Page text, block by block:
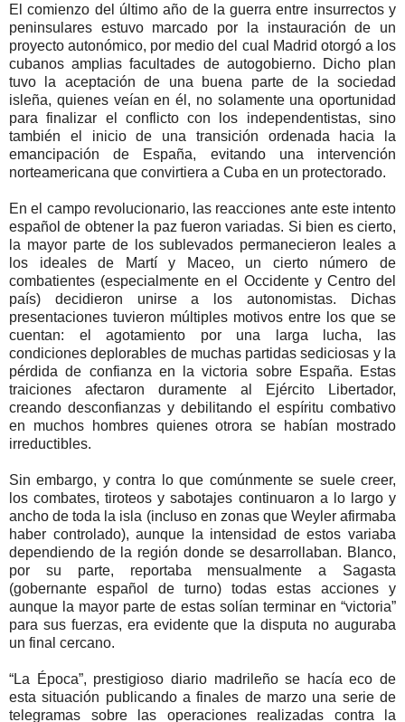
El comienzo del último año de la guerra entre insurrectos y
peninsulares estuvo marcado por la instauración de un
proyecto autonómico, por medio del cual Madrid otorgó a los
cubanos amplias facultades de autogobierno. Dicho plan
tuvo la aceptación de una buena parte de la sociedad
isleña, quienes veían en él, no solamente una oportunidad
para finalizar el conflicto con los independentistas, sino
también el inicio de una transición ordenada hacia la
emancipación de España, evitando una intervención
norteamericana que convirtiera a Cuba en un protectorado.
En el campo revolucionario, las reacciones ante este intento
español de obtener la paz fueron variadas. Si bien es cierto,
la mayor parte de los sublevados permanecieron leales a
los ideales de Martí y Maceo, un cierto número de
combatientes (especialmente en el Occidente y Centro del
país) decidieron unirse a los autonomistas. Dichas
presentaciones tuvieron múltiples motivos entre los que se
cuentan: el agotamiento por una larga lucha, las
condiciones deplorables de muchas partidas sediciosas y la
pérdida de confianza en la victoria sobre España. Estas
traiciones afectaron duramente al Ejército Libertador,
creando desconfianzas y debilitando el espíritu combativo
en muchos hombres quienes otrora se habían mostrado
irreductibles.
Sin embargo, y contra lo que comúnmente se suele creer,
los combates, tiroteos y sabotajes continuaron a lo largo y
ancho de toda la isla (incluso en zonas que Weyler afirmaba
haber controlado), aunque la intensidad de estos variaba
dependiendo de la región donde se desarrollaban. Blanco,
por su parte, reportaba mensualmente a Sagasta
(gobernante español de turno) todas estas acciones y
aunque la mayor parte de estas solían terminar en “victoria”
para sus fuerzas, era evidente que la disputa no auguraba
un final cercano.
“La Época”, prestigioso diario madrileño se hacía eco de
esta situación publicando a finales de marzo una serie de
telegramas sobre las operaciones realizadas contra la